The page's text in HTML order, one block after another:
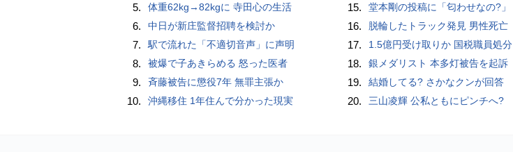
5. 体重62kg→82kgに 寺田心の生活
6. 中日が新庄監督招聘を検討か
7. 駅で流れた「不適切音声」に声明
8. 被爆で子あきらめる 怒った医者
9. 斉藤被告に懲役7年 無罪主張か
10. 沖縄移住 1年住んで分かった現実
15. 堂本剛の投稿に「匂わせなの?」
16. 脱輪したトラック発見 男性死亡
17. 1.5億円受け取りか 国税職員処分
18. 銀メダリスト 本多灯被告を起訴
19. 結婚してる? さかなクンが回答
20. 三山凌輝 公私ともにピンチへ?